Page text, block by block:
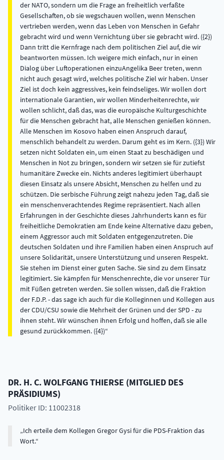
der NATO, sondern um die Frage an freiheitlich verfaßte
Gesellschaften, ob sie wegschauen wollen, wenn Menschen
vertrieben werden, wenn das Leben von Menschen in Gefahr
gebracht wird und wenn Vernichtung über sie gebracht wird. ({2})
Dann tritt die Kernfrage nach dem politischen Ziel auf, die wir
beantworten müssen. Ich weigere mich einfach, nur in einen
Dialog über Luftoperationen einzuAngelika Beer treten, wenn
nicht auch gesagt wird, welches politische Ziel wir haben. Unser
Ziel ist doch kein aggressives, kein feindseliges. Wir wollen dort
internationale Garantien, wir wollen Minderheitenrechte, wir
wollen schlicht, daß das, was die europäische Kulturgeschichte
für die Menschen gebracht hat, alle Menschen genießen können.
Alle Menschen im Kosovo haben einen Anspruch darauf,
menschlich behandelt zu werden. Darum geht es im Kern. ({3}) Wir
setzen nicht Soldaten ein, um einen Staat zu beschädigen und
Menschen in Not zu bringen, sondern wir setzen sie für zutiefst
humanitäre Zwecke ein. Nichts anderes legitimiert überhaupt
diesen Einsatz als unsere Absicht, Menschen zu helfen und zu
schützen. Die serbische Führung zeigt nahezu jeden Tag, daß sie
ein menschenverachtendes Regime repräsentiert. Nach allen
Erfahrungen in der Geschichte dieses Jahrhunderts kann es für
freiheitliche Demokratien am Ende keine Alternative dazu geben,
einem Aggressor auch mit Soldaten entgegenzutreten. Die
deutschen Soldaten und ihre Familien haben einen Anspruch auf
unsere Solidarität, unsere Unterstützung und unseren Respekt.
Sie stehen im Dienst einer guten Sache. Sie sind zu dem Einsatz
legitimiert. Sie kämpfen für Menschenrechte, die vor unserer Tür
mit Füßen getreten werden. Sie sollen wissen, daß die Fraktion
der F.D.P. - das sage ich auch für die Kolleginnen und Kollegen aus
der CDU/CSU sowie die Mehrheit der Grünen und der SPD - zu
ihnen steht. Wir wünschen ihnen Erfolg und hoffen, daß sie alle
gesund zurückkommen. ({4})
DR. H. C.WOLFGANGTHIERSE (MITGLIED DES
PRÄSIDIUMS)
Politiker ID: 11002318
Ich erteile dem Kollegen Gregor Gysi für die PDS-Fraktion das
Wort.